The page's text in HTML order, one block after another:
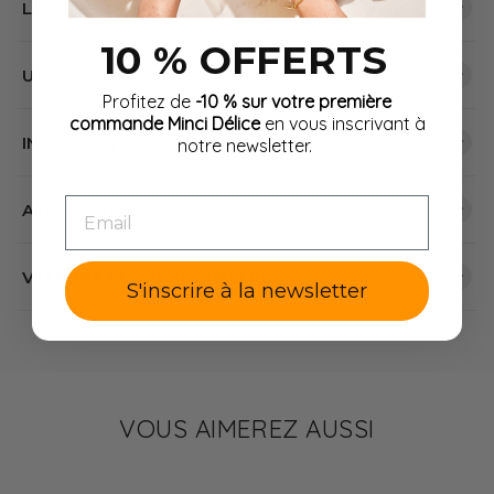
LA CURE +
UTILISATION +
INGRÉDIENTS +
ALLERGÈNES +
VALEURS NUTRITIONNELLES +
VOUS AIMEREZ AUSSI
10 % OFFERTS
Profitez de -10 % sur votre première
commande Minci Déliceen vous inscrivant à
notre newsletter.
S'inscrire à la newsletter